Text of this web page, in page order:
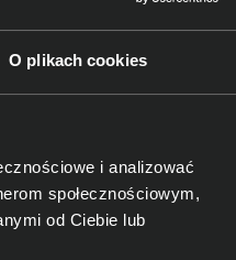
O plikach cookies
i analizować
społecznościowym,
od Ciebie lub
Newsletter
Nie przegap żadnej